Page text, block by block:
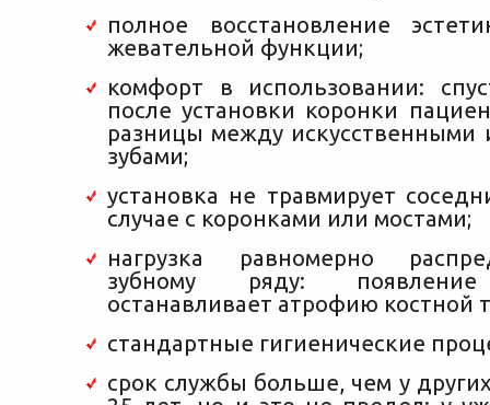
полное восстановление
жевательной функции;
комфорт в использовании:
после установки коронки
разницы между
зубами;
установка не травмирует
случае с коронками или мостами;
нагрузка равномерно
зубному ряду:
останавливает атрофию костной
стандартные гигиенические
срок службы больше, чем у